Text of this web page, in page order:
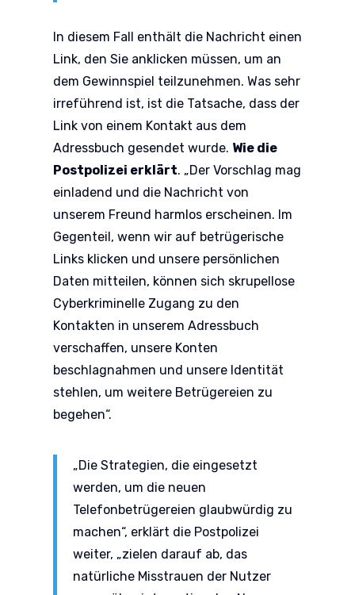
In diesem Fall enthält die Nachricht einen
Link, den Sie anklicken müssen, um an
dem Gewinnspiel teilzunehmen. Was sehr
irreführend ist, ist die Tatsache, dass der
Link von einem Kontakt aus dem
Adressbuch gesendet wurde. Wie die
Postpolizei erklärt. „Der Vorschlag mag
einladend und die Nachricht von
unserem Freund harmlos erscheinen. Im
Gegenteil, wenn wir auf betrügerische
Links klicken und unsere persönlichen
Daten mitteilen, können sich skrupellose
Cyberkriminelle Zugang zu den
Kontakten in unserem Adressbuch
verschaffen, unsere Konten
beschlagnahmen und unsere Identität
stehlen, um weitere Betrügereien zu
begehen“.
„Die Strategien, die eingesetzt
werden, um die neuen
Telefonbetrügereien glaubwürdig zu
machen“, erklärt die Postpolizei
weiter, „zielen darauf ab, das
natürliche Misstrauen der Nutzer